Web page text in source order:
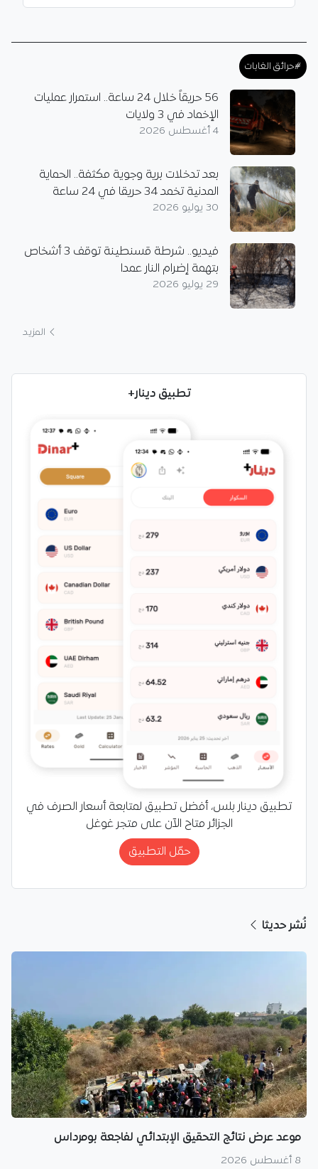
#حرائق الغابات
56 حريقاً خلال 24 ساعة.. استمرار عمليات
الإخماد في 3 ولايات
4 أغسطس 2026
بعد تدخلات برية وجوية مكثفة.. الحماية
المدنية تخمد 34 حريقا في 24 ساعة
30 يوليو 2026
فيديو.. شرطة قسنطينة توقف 3 أشخاص
بتهمة إضرام النار عمدا
29 يوليو 2026
المزيد
تطبيق دينار+
تطبيق دينار بلس، أفضل تطبيق لمتابعة أسعار الصرف في
الجزائر متاح الآن على متجر غوغل
حمّل التطبيق
نُشر حديثا
موعد عرض نتائج التحقيق الإبتدائي لفاجعة بومرداس
8 أغسطس 2026